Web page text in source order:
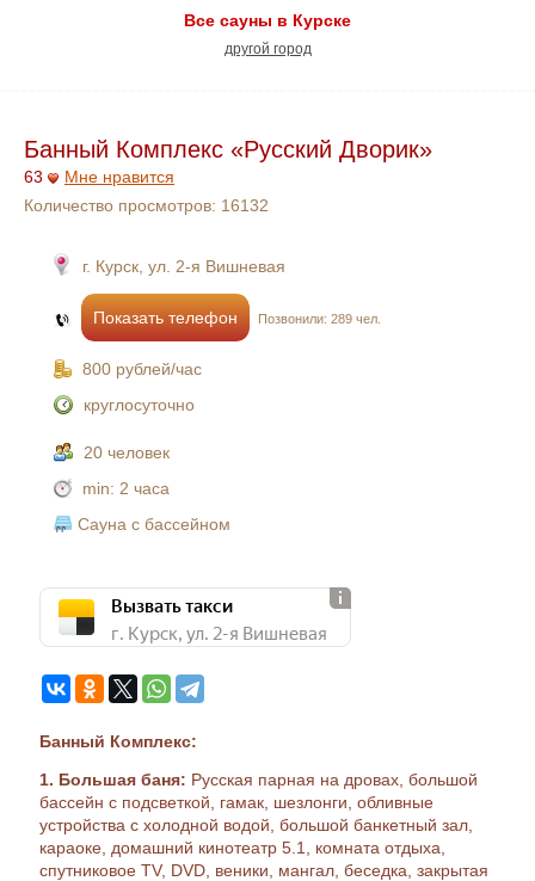
Все сауны в Курске
другой город
Банный Комплекс «Русский Дворик»
63
Мне нравится
Количество просмотров: 16132
г. Курск, ул. 2-я Вишневая
Показать телефон Позвонили: 289 чел.
800 рублей/час
круглосуточно
20 человек
min: 2 часа
Сауна с бассейном
Вызвать такси
г. Курск, ул. 2-я Вишневая
Банный Комплекс:
1. Большая баня: Русская парная на дровах, большой
бассейн с подсветкой, гамак, шезлонги, обливные
устройства с холодной водой, большой банкетный зал,
караоке, домашний кинотеатр 5.1, комната отдыха,
спутниковое TV, DVD, веники, мангал, беседка, закрытая